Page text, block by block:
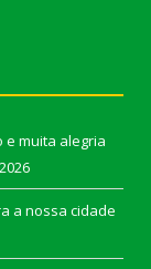
e muita alegria
a nossa cidade